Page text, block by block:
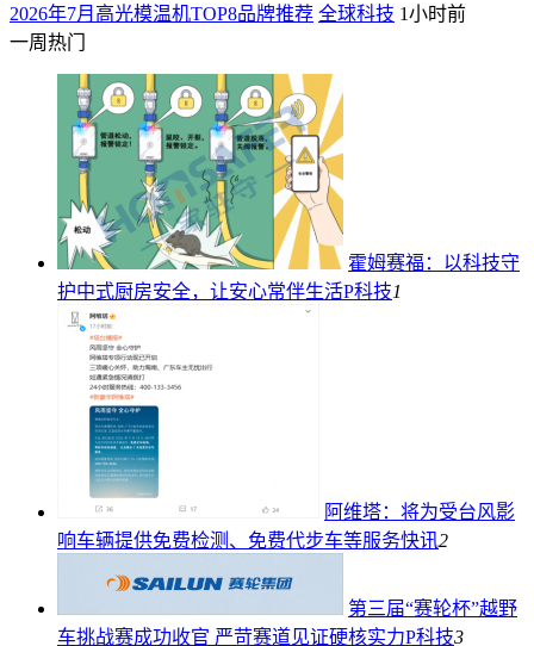
2026年7月高光模温机TOP8品牌推荐 全球科技 1小时前
一周热门
霍姆赛福：以科技守
护中式厨房安全，让安心常伴生活P科技1
阿维塔：将为受台风影
响车辆提供免费检测、免费代步车等服务快讯2
第三届“赛轮杯”越野
车挑战赛成功收官 严苛赛道见证硬核实力P科技3